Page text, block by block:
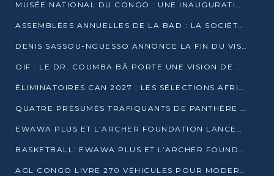
MUSÉE NATIONAL DU CONGO : UNE INAUGURATION PORTEUSE D’ESPOIR POUR LA CULTURE
ASSEMBLÉES ANNUELLES DE LA BAD : LA SOCIÉTÉ CIVILE CONGOLAISE À LA RECHERCHE DE PARTENAIRES POUR SES PROJETS
DENIS SASSOU-NGUESSO ANNONCE LA FIN DU VISA POUR LES AFRICAINS EN 2027
OIF : LE DR. COUMBA BÂ PORTE UNE VISION DE DIALOGUE, DE STABILITÉ ET DE RÉFORME À LA TÊTE
ÉLIMINATOIRES CAN 2027 : LES SÉLECTIONS AFRICAINES CONNAISSENT LEURS ADVERSAIRES
QUATRE PRÉSUMÉS TRAFIQUANTS DE PANTHÈRE ARRÊTÉS À EWO
EWAWA PLUS ET L’ARCHER FOUNDATION LANCENT UN CAMP DE BASKET POUR LES JEUNES À BRAZZAVILLE
BASKETBALL: EWAWA PLUS ET L’ARCHER FOUNDATION LANCENT UN CAMP POUR LES JEUNES
AGL CONGO LIVRE 270 VÉHICULES POUR MODERNISER LE TRANSPORT URBAIN